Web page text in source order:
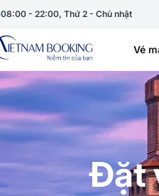
08:00 - 22:00, Thứ 2 - Chủ nhật
Vé
Đặt